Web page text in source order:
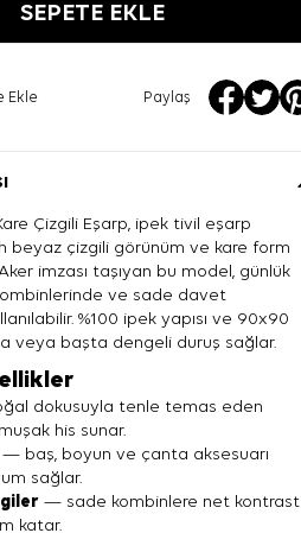
SEPETE EKLE
Ekle Paylaş
Çizgili Eşarp, ipek tivil eşarp
beyaz çizgili görünüm ve kare form
imzası taşıyan bu model, günlük
ve sade davet
%100 ipek yapısı ve 90x90
veya başta dengeli duruş sağlar.
dokusuyla tenle temas eden
his sunar.
— baş, boyun ve çanta aksesuarı
sağlar.
— sade kombinlere net kontrast
katar.